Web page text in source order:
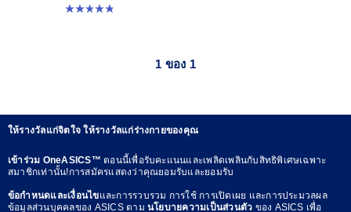
4.8 จาก 5 ดาว 476 รีวิว
1 ของ 1
ให้รางวัลแก่จิตใจ ให้รางวัลแก่ร่างกายของคุณ
เข้าร่วม OneASICS™ตอนนี้เพื่อรับคะแนนและเพลิดเพลินกับสิทธิพิเศษเฉพาะ
สมาชิกเท่านั้น!การสมัครแสดงว่าคุณยอมรับและยอมรับ
ข้อกำหนดและเงื่อนไขและการรวบรวม การใช้ การเปิดเผย และการประมวลผล
ข้อมูลส่วนบุคคลของ ASICS ตาม นโยบายความเป็นส่วนตัว ของ ASICS เพื่อ